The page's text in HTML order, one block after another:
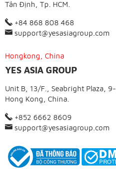
Tân Định, Tp. HCM.
+84 868 808 468
support@yesasiagroup.com
Hongkong, China
YES ASIA GROUP
Unit B, 13/F., Seabright Plaza,
Hong Kong, China.
+852 6662 8609
support@yesasiagroup.com